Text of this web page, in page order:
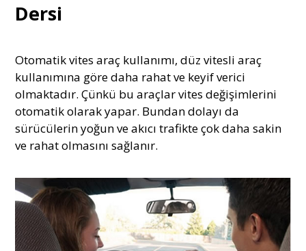
Dersi
Otomatik vites araç kullanımı, düz vitesli araç
kullanımına göre daha rahat ve keyif verici
olmaktadır. Çünkü bu araçlar vites değişimlerini
otomatik olarak yapar. Bundan dolayı da
sürücülerin yoğun ve akıcı trafikte çok daha sakin
ve rahat olmasını sağlanır.